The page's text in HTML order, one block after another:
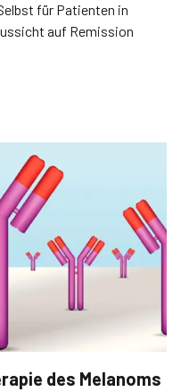
in
auf Remission
des Melanoms